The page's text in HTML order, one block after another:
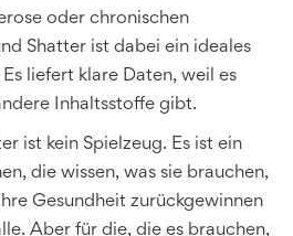
oder chronischen
Shatter ist dabei ein ideales
liefert klare Daten, weil es
Inhaltsstoffe gibt.
ist kein Spielzeug. Es ist ein
die wissen, was sie brauchen,
Gesundheit zurückgewinnen
Aber für die, die es brauchen,